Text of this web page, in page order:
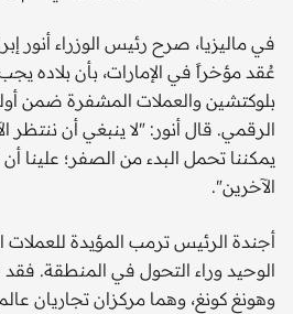
في ماليزيا، صرح رئيس الوزراء أنور
عُقد مؤخراً في الإمارات، بأن بلاده
بلوكتشين والعملات المشفرة ضمن
الرقمي. قال أنور: "لا ينبغي أن ننتظر
يمكننا تحمل البدء من الصفر؛ علينا
الآخرين".
أجندة الرئيس ترمب المؤيدة
الوحيد وراء التحول في المنطقة.
وهونغ كونغ، وهما مركزان تجاريان